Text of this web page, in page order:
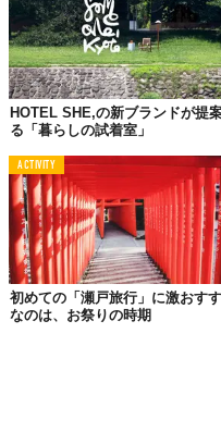
名鉄バス　790円　約80分
名古屋市中心部の栄。ここか
なしでアクセスできます。時
方には、名鉄バスの利用がお
また、中部国際空港セント
線バスでアクセスできます
は1200円です。
東京から
高速バス：東京駅前→瀬
JR東海バス　週末は
東京から瀬戸市まで直接行
HOTEL SHE,の新ブランドが提
る「暮らしの試着室」
ACTIVITY
初めての「瀬戸旅行」に激おす
なのは、お祭りの時期